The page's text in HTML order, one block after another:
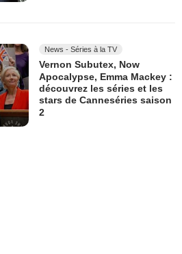
News - Séries à la TV
Vernon Subutex, Now
Apocalypse, Emma Mackey :
découvrez les séries et les
stars de Canneséries saison
2